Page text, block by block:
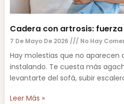
Cadera con artrosis: fuerza
7 De Mayo De 2026 No Hay
Hay molestias que no aparecen
instalando. Te cuesta más
levantarte del sofá, subir
Leer Más »